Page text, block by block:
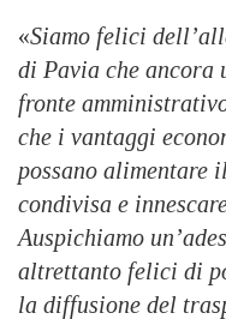
«Siamo felici
di Pavia che ancora
fronte
che i vantaggi
possano alimentare
condivisa e
Auspichiamo
altrettanto felici di
la diffusione del